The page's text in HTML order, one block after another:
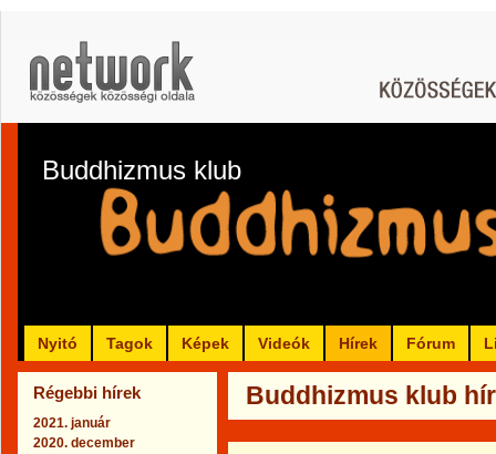
Buddhizmus klub
Nyitó Tagok Képek Videók Hírek Fórum
Régebbi hírek
2021. január
2020. december
Buddhizmus klub